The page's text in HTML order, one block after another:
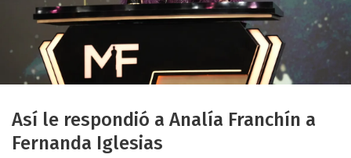
Así le respondió a Analía Franchín a
Fernanda Iglesias